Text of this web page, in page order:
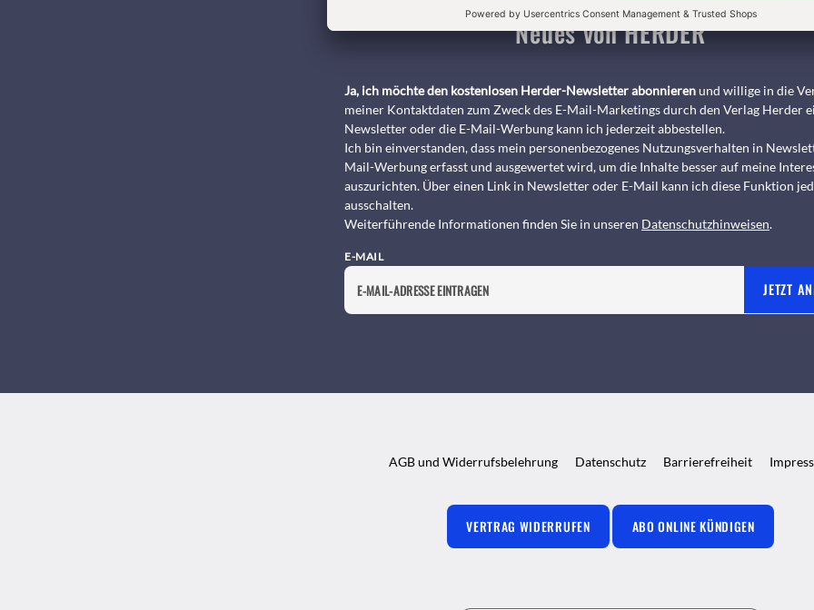
Neues von HERDER
Ja, ich möchte den kostenlosen Herder-Newsletter abonnierenund willige in die
meiner Kontaktdaten zum Zweck des E-Mail-Marketings durch den Verlag Herder
Newsletter oder die E-Mail-Werbung kann ich jederzeit abbestellen.
Ich bin einverstanden, dass mein personenbezogenes Nutzungsverhalten in
Mail-Werbung erfasst und ausgewertet wird, um die Inhalte besser auf meine
auszurichten. Über einen Link in Newsletter oder E-Mail kann ich diese Funktion
ausschalten.
Weiterführende Informationen finden Sie in unseren Datenschutzhinweisen.
E-MAIL
JETZT
AGB und Widerrufsbelehrung Datenschutz Barrierefreiheit
VERTRAG WIDERRUFEN ABO ONLINE KÜNDIGEN